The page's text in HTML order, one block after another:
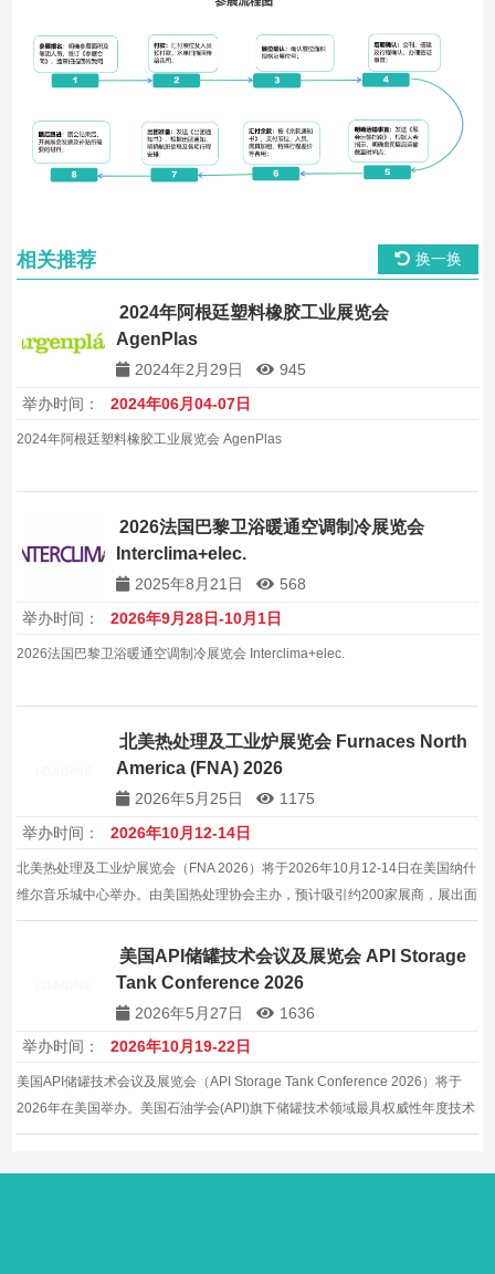
相关推荐 换一换
2024年阿根廷塑料橡胶工业展览会
AgenPlas
2024年2月29日
945
举办时间：
2024年06月04-07日
2024年阿根廷塑料橡胶工业展览会 AgenPlas
2026法国巴黎卫浴暖通空调制冷展览会
Interclima+elec.
2025年8月21日
568
举办时间：
2026年9月28日-10月1日
2026法国巴黎卫浴暖通空调制冷展览会 Interclima+elec.
北美热处理及工业炉展览会 Furnaces North
America (FNA) 2026
2026年5月25日
1175
举办时间：
2026年10月12-14日
北美热处理及工业炉展览会（FNA 2026）将于2026年10月12-14日在美国纳什
维尔音乐城中心举办。由美国热处理协会主办，预计吸引约200家展商，展出面
积8000平方米，是北美热处理及工业炉行业的年度盛会。
美国API储罐技术会议及展览会 API Storage
Tank Conference 2026
2026年5月27日
1636
举办时间：
2026年10月19-22日
美国API储罐技术会议及展览会（API Storage Tank Conference 2026）将于
2026年在美国举办。美国石油学会(API)旗下储罐技术领域最具权威性年度技术
会议暨展览会，约100家展商（会议型）。